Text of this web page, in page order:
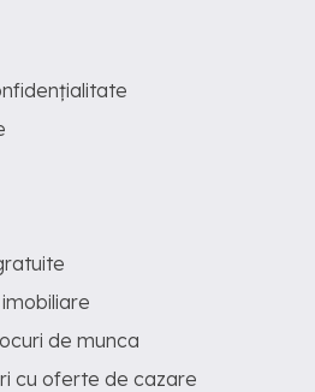
de munca
cu oferte de cazare